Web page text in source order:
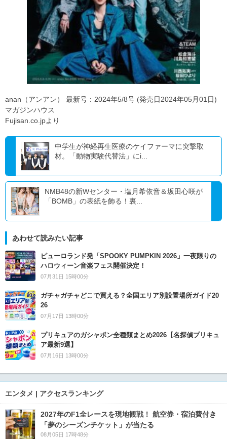
anan（アンアン） 最新号：2024年5/8号 (発売日2024年05月01日)
マガジンハウス
Fujisan.co.jpより
中学生が神経再生医療のケイファーマに突撃取
材。「動物実験代替法」にi...
NMB48の新Wセンター・塩月希依音＆坂田心咲が
「BOMB」の表紙を飾る！裏...
あわせて読みたい記事
ピューロランド発「SPOOKY PUMPKIN 2026」一夜限りの
ハロウィーン音楽フェス開催決定！
07月31日 15時00分
ガチャガチャどこで買える？全国エリア別設置場所ガイド20
26
07月17日 13時00分
プリキュアのガシャポン全種類まとめ2026【名探偵プリキュ
ア最新9選】
07月16日 13時00分
エンタメ | アクセスランキング
2027年のF1全レースを現地観戦！ 航空券・宿泊費付き
「夢のシーズンチケット」が当たる
08月05日 17時48分